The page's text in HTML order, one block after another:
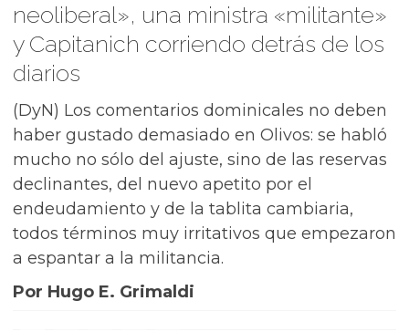
neoliberal», una ministra «militante»
y Capitanich corriendo detrás de los
diarios
(DyN) Los comentarios dominicales no deben
haber gustado demasiado en Olivos: se habló
mucho no sólo del ajuste, sino de las reservas
declinantes, del nuevo apetito por el
endeudamiento y de la tablita cambiaria,
todos términos muy irritativos que empezaron
a espantar a la militancia.
Por Hugo E. Grimaldi